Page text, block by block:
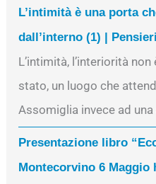
L’intimità è una porta
dall’interno (1) | Pensieri
L’intimità, l’interiorità
stato, un luogo che
Assomiglia invece ad una
Presentazione libro
Montecorvino 6 Maggio